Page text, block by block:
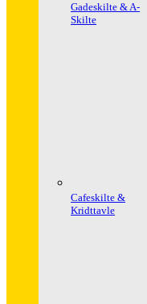
Gadeskilte & A-
Skilte
Cafeskilte &
Kridttavle